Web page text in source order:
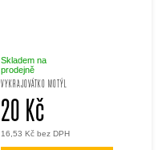
VYKRAJOVÁTKO MOTÝL
Skladem na
prodejně
16,53 Kč bez DPH
20 Kč